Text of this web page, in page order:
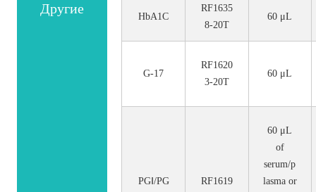
Другие
HbA1C
RF1635
8-20T
60 μL
G-17
RF1620
3-20T
60 μL
PGⅠ/PG
RF1619
60 μL
of
serum/p
lasma or